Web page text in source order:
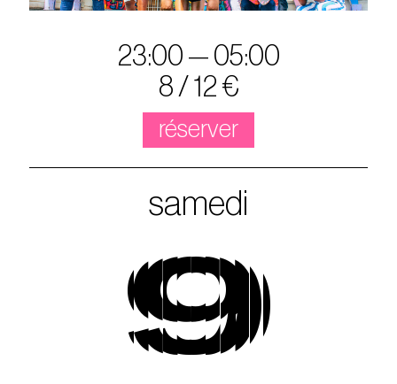
le sucre max
partenariats
privatisations
23:00 — 05:00
8 / 12 €
réserver
samedi
9